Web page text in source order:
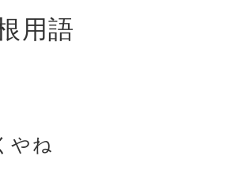
用語
やね